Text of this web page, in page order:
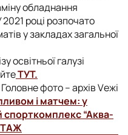
обладнання
році розпочато
у закладах загальної
освітньої галузі
ТУТ.
Головне фото – архів Vежі
і матчем: у
спорткомплекс “Аква-